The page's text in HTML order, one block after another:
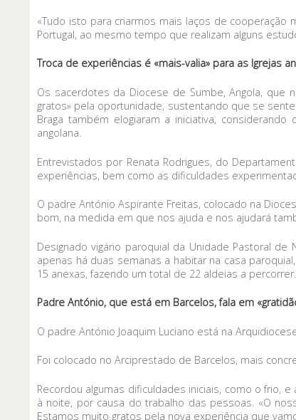
«Tudo isto para criarmos mais laços de
Portugal, ao mesmo tempo que realizam alguns
Troca de experiências é «mais-valia» para as Igrejas
Os sacerdotes da Diocese de Sumbe, Angola, que
gratos» pela oportunidade, sustentando que se
Braga também elogiaram a iniciativa,
angolana.
Entrevistados por Renata Rodrigues, do
experiências, bem como as dificuldades
O padre António Aspirante Freitas, colocado na
bom, na medida em que nos ajuda e nos ajudará
Designado vigário paroquial da Unidade Pastoral
apenas há duas semanas a habitar na casa
15 anexas, fazendo um total de 22 aldeias a
Padre António, que está em Barcelos, fala em
O padre António Joaquim Luciano está na
Foi colocado no Arciprestado de Barcelos, mais
Recordou algumas dificuldades iniciais, como o frio,
à noite, por causa do trabalho das pessoas. «O
Estamos muito gratos pela nova experiência que